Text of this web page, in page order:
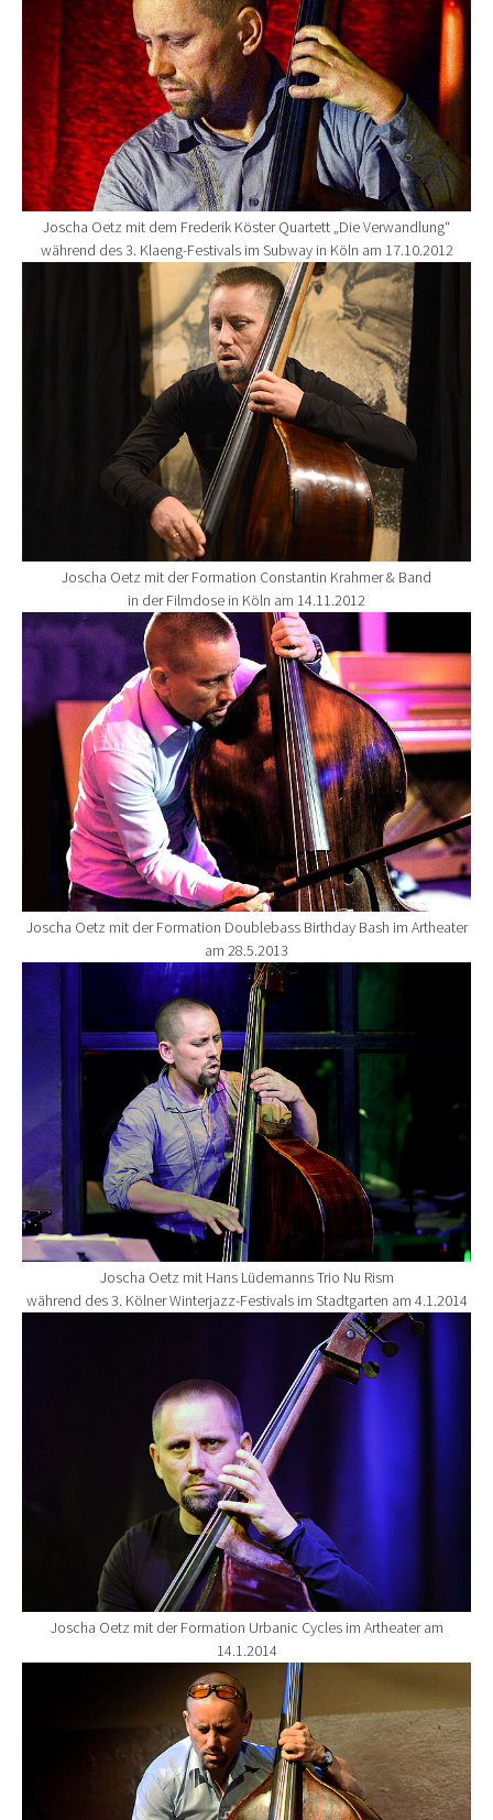
Joscha Oetz mit dem Frederik Köster Quartett „Die Verwandlung“
während des 3. Klaeng-Festivals im Subway in Köln am 17.10.2012
Show larger version for:
Joscha Oetz mit der Formation Constantin Krahmer & Band
in der Filmdose in Köln am 14.11.2012
Show larger version for:
Joscha Oetz mit der Formation Doublebass Birthday Bash im Artheater
am 28.5.2013
Show larger version for:
Joscha Oetz mit Hans Lüdemanns Trio Nu Rism
während des 3. Kölner Winterjazz-Festivals im Stadtgarten am 4.1.2014
Joscha Oetz mit der Formation Urbanic Cycles im Artheater am
14.1.2014
Show larger version for: